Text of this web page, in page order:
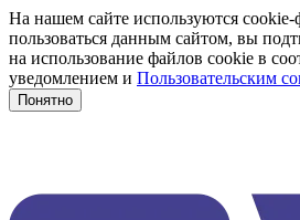
На нашем сайте используются
пользоваться данным сайтом, вы
на использование файлов cookie в
уведомлением и Пользовательским
Понятно